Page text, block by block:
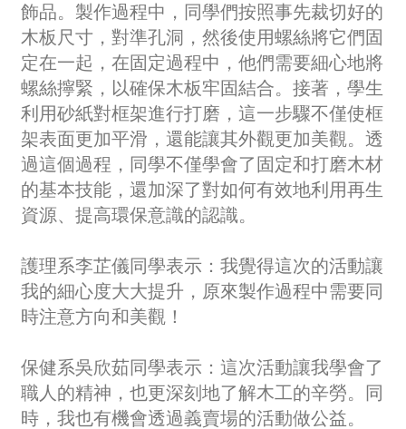
飾品。製作過程中，同學們按照事先裁切好的
木板尺寸，對準孔洞，然後使用螺絲將它們固
定在一起，在固定過程中，他們需要細心地將
螺絲擰緊，以確保木板牢固結合。接著，學生
利用砂紙對框架進行打磨，這一步驟不僅使框
架表面更加平滑，還能讓其外觀更加美觀。透
過這個過程，同學不僅學會了固定和打磨木材
的基本技能，還加深了對如何有效地利用再生
資源、提高環保意識的認識。
護理系李芷儀同學表示：我覺得這次的活動讓
我的細心度大大提升，原來製作過程中需要同
時注意方向和美觀！
保健系吳欣茹同學表示：這次活動讓我學會了
職人的精神，也更深刻地了解木工的辛勞。同
時，我也有機會透過義賣場的活動做公益。